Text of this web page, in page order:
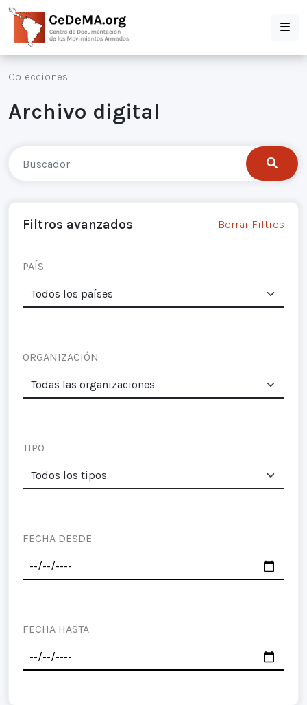
Colecciones
Archivo digital
Filtros avanzados Borrar Filtros
PAÍS
ORGANIZACIÓN
TIPO
FECHA DESDE
FECHA HASTA